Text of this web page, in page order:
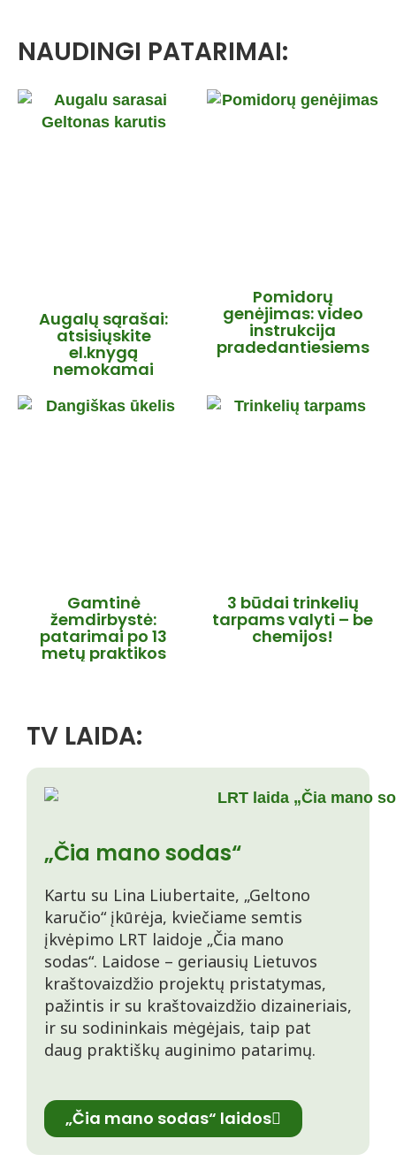
NAUDINGI PATARIMAI:
Augalų sąrašai:
atsisiųskite
el.knygą
nemokamai
Pomidorų
genėjimas: video
instrukcija
pradedantiesiems
Gamtinė
žemdirbystė:
patarimai po 13
metų praktikos
3 būdai trinkelių
tarpams valyti – be
chemijos!
TV LAIDA:
„Čia mano sodas“
Kartu su Lina Liubertaite, „Geltono
karučio“ įkūrėja, kviečiame semtis
įkvėpimo LRT laidoje „Čia mano
sodas“. Laidose – geriausių Lietuvos
kraštovaizdžio projektų pristatymas,
pažintis ir su kraštovaizdžio dizaineriais,
ir su sodininkais mėgėjais, taip pat
daug praktiškų auginimo patarimų.
„Čia mano sodas“ laidos